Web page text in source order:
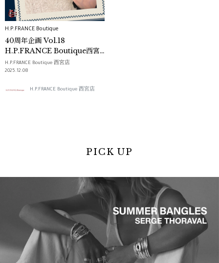
H.P.FRANCE Boutique
40周年企画 Vol.18
H.P.FRANCE Boutique西宮
店
H.P.FRANCE Boutique 西宮店
2025.12.08
H.P.FRANCE Boutique 西宮店
PICK UP